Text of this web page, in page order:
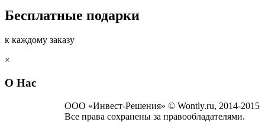
Бесплатные подарки
к каждому заказу
×
О Нас
ООО «Инвест-Решения» © Wontly.ru, 2014-2015
Все права сохранены за правообладателями.